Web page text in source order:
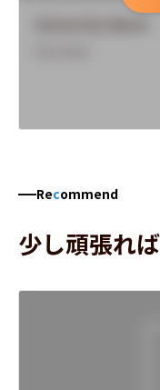
Recommend
少し頑張れ